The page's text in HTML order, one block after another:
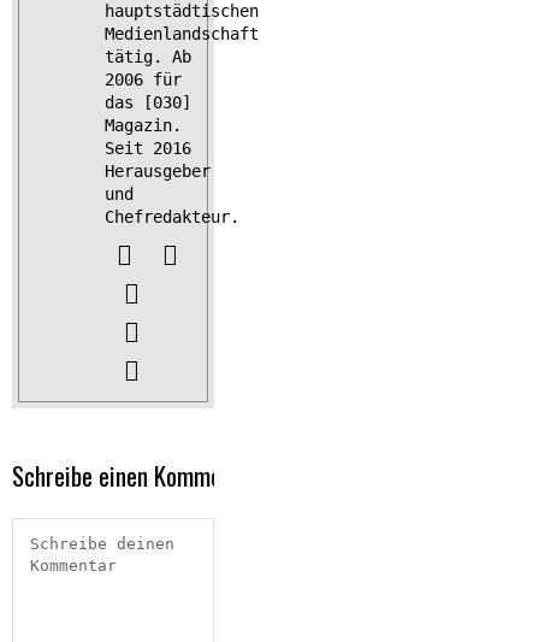
hauptstädtischen
Medienlandschaft
tätig. Ab
2006 für
das [030]
Magazin.
Seit 2016
Herausgeber
und
Chefredakteur.
Schreibe einen Kommentar